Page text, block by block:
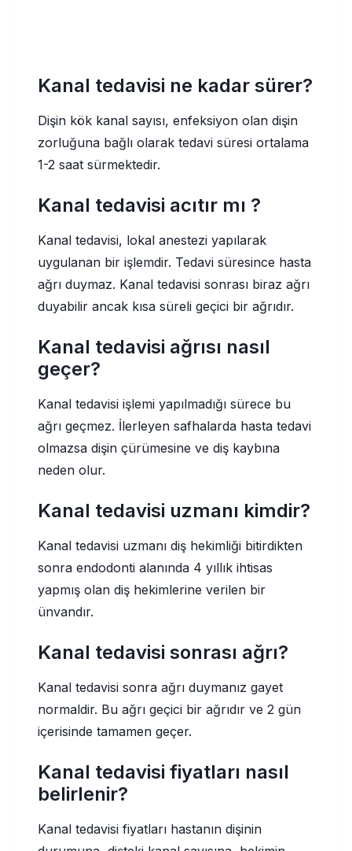
Kanal tedavisi ne kadar sürer?
Dişin kök kanal sayısı, enfeksiyon olan dişin
zorluğuna bağlı olarak tedavi süresi ortalama
1-2 saat sürmektedir.
Kanal tedavisi acıtır mı ?
Kanal tedavisi, lokal anestezi yapılarak
uygulanan bir işlemdir. Tedavi süresince hasta
ağrı duymaz. Kanal tedavisi sonrası biraz ağrı
duyabilir ancak kısa süreli geçici bir ağrıdır.
Kanal tedavisi ağrısı nasıl
geçer?
Kanal tedavisi işlemi yapılmadığı sürece bu
ağrı geçmez. İlerleyen safhalarda hasta tedavi
olmazsa dişin çürümesine ve diş kaybına
neden olur.
Kanal tedavisi uzmanı kimdir?
Kanal tedavisi uzmanı diş hekimliği bitirdikten
sonra endodonti alanında 4 yıllık ihtisas
yapmış olan diş hekimlerine verilen bir
ünvandır.
Kanal tedavisi sonrası ağrı?
Kanal tedavisi sonra ağrı duymanız gayet
normaldir. Bu ağrı geçici bir ağrıdır ve 2 gün
içerisinde tamamen geçer.
Kanal tedavisi fiyatları nasıl
belirlenir?
Kanal tedavisi fiyatları hastanın dişinin